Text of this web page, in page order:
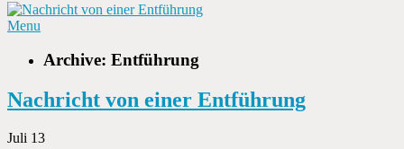
Menu
Archive: Entführung
Nachricht von einer Entführung
Juli 13